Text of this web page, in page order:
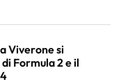
Viverone si
Formula 2 e il